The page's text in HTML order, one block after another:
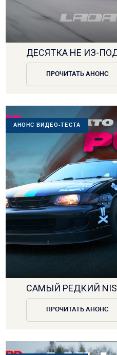
ДЕСЯТКА НЕ ИЗ-
ПРОЧИТАТЬ АНОНС
АНОНС ВИДЕО-ТЕСТА
САМЫЙ РЕДКИЙ
ПРОЧИТАТЬ АНОНС